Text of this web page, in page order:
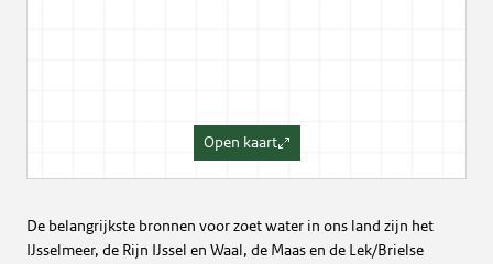
Open kaart
De belangrijkste bronnen voor zoet water in ons land zijn het
IJsselmeer, de Rijn IJssel en Waal, de Maas en de Lek/Brielse